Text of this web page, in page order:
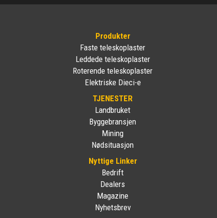
Produkter
Faste teleskoplaster
Leddede teleskoplaster
Roterende teleskoplaster
Elektriske Dieci-e
TJENESTER
Landbruket
Byggebransjen
Mining
Nødsituasjon
Nyttige Linker
Bedrift
Dealers
Magazine
Nyhetsbrev